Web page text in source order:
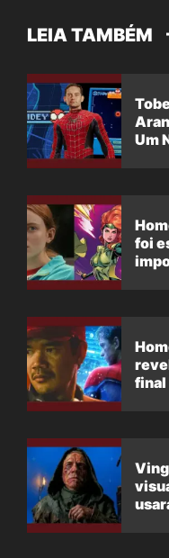
LEIA TAMBÉM
Um
foi
final